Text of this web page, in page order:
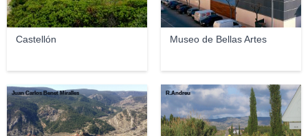
Castellón Museo de Bellas Artes
Juan Carlos Benet Miralles R.Andreu